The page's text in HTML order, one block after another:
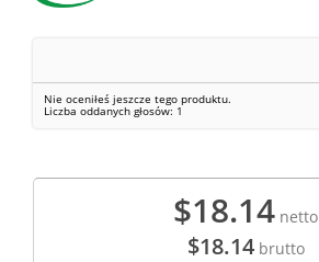
Nie oceniłeś jeszcze tego produktu.
Liczba oddanych głosów: 1
$18.14 netto
$18.14brutto